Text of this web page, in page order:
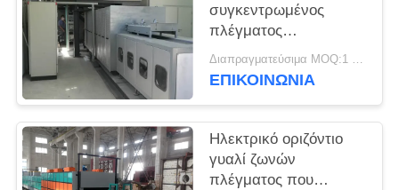
συγκεντρωμένος
πλέγματος
ανοπτώντας κλίβανος
γυαλιού ζωνών
Διαπραγματεύσιμα MOQ:1 σύνολο
ΕΠΙΚΟΙΝΩΝΙΑ
Ηλεκτρικό οριζόντιο
γυαλί ζωνών
πλέγματος που